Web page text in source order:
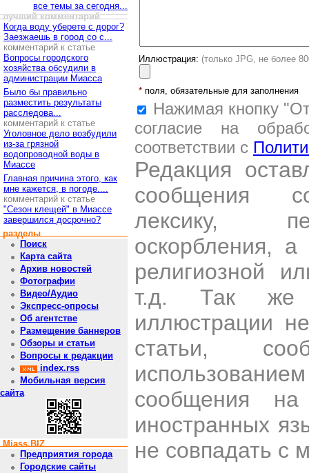
все темы за сегодня...
лучший комментарий
Когда воду уберете с дорог?
Заезжаешь в город со с...
комментарий к статье
Вопросы городского
хозяйства обсудили в
администрации Миасса
Было бы правильно
разместить результаты
расследова...
комментарий к статье
Уголовное дело возбудили
из-за грязной
водопроводной воды в
Миассе
Главная причина этого, как
мне кажется, в погоде....
комментарий к статье
"Сезон клещей" в Миассе
завершился досрочно?
разделы
Поиск
Карта сайта
Архив новостей
Фотографии
Видео/Аудио
Экспресс-опросы
Об агентстве
Размещение баннеров
Обзоры и статьи
Вопросы к редакции
index.rss
Мобильная версия
сайта
Miass.BIZ
Предприятия города
Городские сайты
Иллюстрация: (только JPG, не более
* поля, обязательные для заполнения
Нажимая кнопку
согласие на
соответствии с
Редакция
сообщения
лексику,
оскорбления,
религиозной
т.д. Так же
иллюстрации
статьи,
сообщения
иностранных
не совпадать с